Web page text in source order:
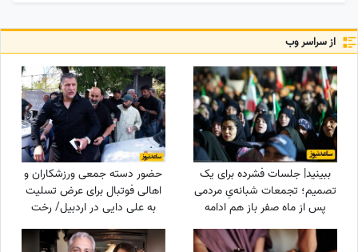
از سراسر وب
ببینید| جلسات فشرده برای یک
تصمیم؛ تجمعات شبانه‌یِ مردمی
پس از ماه صفر باز هم ادامه
دارد؟
حضور دسته جمعی ورزشکاران و
اهالی فوتبال برای عرض تسلیت
به علی دایی در اردبیل/ رخت
عزای شهریار فوتبال ایران در مقام
اقوام درجه یک+عکس